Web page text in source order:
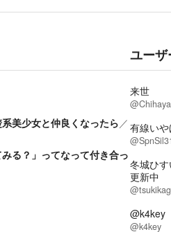
美少女と仲良くなったら／
る？」ってなって付き合っ
ユー
来世
有線い
冬城ひ
更新中
@k4key
@k4key